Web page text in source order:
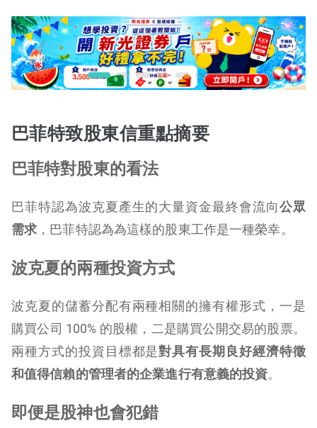
巴菲特致股東信重點摘要
巴菲特對股東的看法
巴菲特認為波克夏產生的大量資金最終會流向公眾
需求 ，巴菲特認為為這樣的股東工作是一種榮幸。
波克夏的兩種投資方式
波克夏的儲蓄分配有兩種相關的擁有權形式，一是
購買公司 100% 的股權，二是購買公開交易的股票。
兩種方式的投資目標都是對具有長期良好經濟特徵
和值得信賴的管理者的企業進行有意義的投資。
即便是股神也會犯錯